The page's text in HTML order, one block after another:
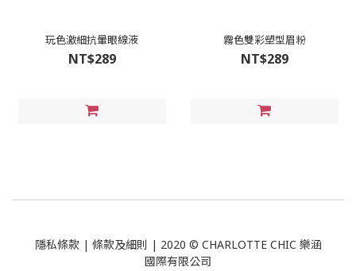
玩色激細抗暈眼線液
NT$289
霧色雙彩塑型眉粉
NT$289
隱私條款| 條款及細則 | 2020 © CHARLOTTE CHIC 樂涵
國際有限公司